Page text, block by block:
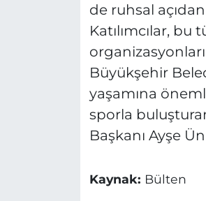
de ruhsal
Katılımcılar, bu
Büyükşehir
yaşamına
sporla
Başkanı Ayşe
Kaynak: Bülten